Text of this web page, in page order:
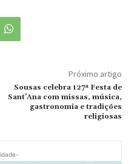
Próximo artigo
Sousas celebra 127ª Festa de
Sant’Ana com missas, música,
gastronomia e tradições
religiosas